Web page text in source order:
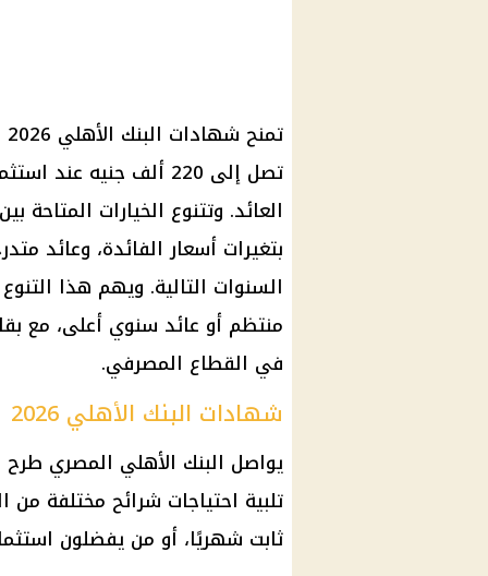
تصل إلى 220 ألف جنيه
بتغيرات أسعار الفائدة، وعائد
السنوات التالية. ويهم هذا
منتظم أو عائد سنوي أعلى، مع
في القطاع المصرفي.
شهادات البنك الأهلي 2026
يواصل البنك الأهلي المصري
تلبية احتياجات شرائح مختلفة
ثابت شهريًا، أو من يفضلون